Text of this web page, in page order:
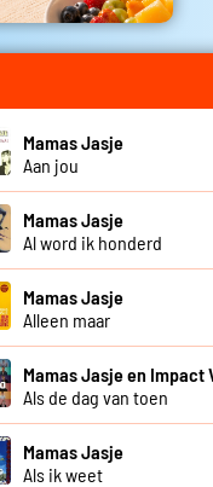
Mamas Jasje
Aan jou
Mamas Jasje
Al word ik honderd
Mamas Jasje
Alleen maar
Mamas Jasje en Impact
Als de dag van toen
Mamas Jasje
Als ik weet